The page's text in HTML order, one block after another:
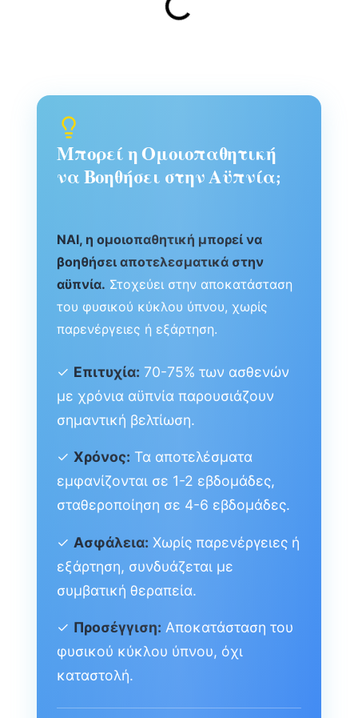
Μπορεί η Ομοιοπαθητική
να Βοηθήσει στην Αϋπνία;
ΝΑΙ, η ομοιοπαθητική μπορεί να
βοηθήσει αποτελεσματικά στην
αϋπνία. Στοχεύει στην αποκατάσταση
του φυσικού κύκλου ύπνου, χωρίς
παρενέργειες ή εξάρτηση.
✓ Επιτυχία: 70-75% των ασθενών
με χρόνια αϋπνία παρουσιάζουν
σημαντική βελτίωση.
✓Χρόνος: Τα αποτελέσματα
εμφανίζονται σε 1-2 εβδομάδες,
σταθεροποίηση σε 4-6 εβδομάδες.
✓ Ασφάλεια: Χωρίς παρενέργειες ή
εξάρτηση, συνδυάζεται με
συμβατική θεραπεία.
✓ Προσέγγιση: Αποκατάσταση του
φυσικού κύκλου ύπνου, όχι
καταστολή.